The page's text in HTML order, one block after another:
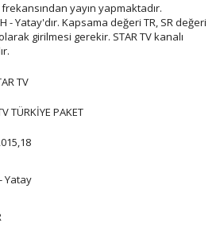
frekansından yayın yapmaktadır.
Yatay'dır. Kapsama değeri TR, SR değeri
girilmesi gerekir. STAR TV kanalı
TV
TÜRKİYE PAKET
Yatay